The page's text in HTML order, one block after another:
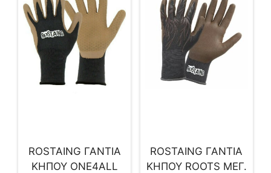
ROSTAING ΓΑΝΤΙΑ
ΚΗΠΟΥ ONE4ALL
ROSTAING ΓΑΝΤΙΑ
ΚΗΠΟΥ ROOTS ΜΕΓ.